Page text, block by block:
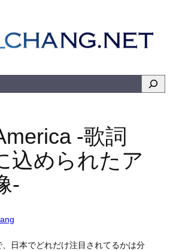
-歌詞
込められたア
-
日本でどれだけ注目されてるかは分